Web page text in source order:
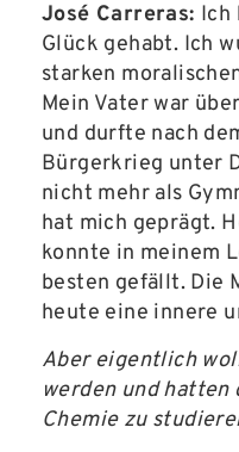
José Carreras: Ich
Glück gehabt. Ich
starken
Mein Vater war
und durfte nach
Bürgerkrieg unter
nicht mehr als
hat mich geprägt.
konnte in meinem
besten gefällt. Die
heute eine innere
Aber eigentlich
werden und hatten
Chemie zu